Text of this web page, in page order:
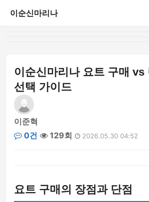
이순신마리나
이순신마리나 요트 구매 vs
선택 가이드
이준혁
0건
129회 2026.05.30 04:52
요트 구매의 장점과 단점